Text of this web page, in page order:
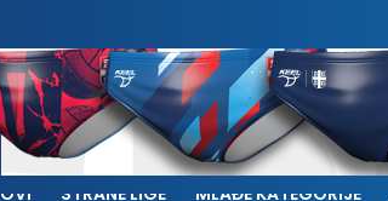
STRANE LIGE MLAĐE KATEGORIJE